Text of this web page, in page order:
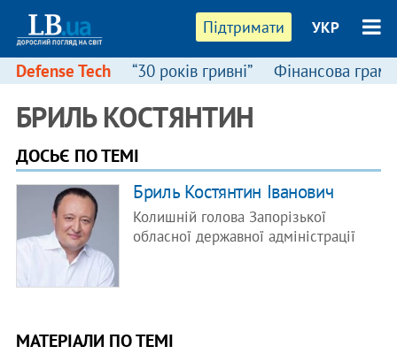
Підтримати УКР
Defense Tech “30 років гривні” Фінансова
БРИЛЬ КОСТЯНТИН
ДОСЬЄ ПО ТЕМІ
Бриль Костянтин Іванович
Колишній голова Запорізької
обласної державної адміністрації
МАТЕРІАЛИ ПО ТЕМІ